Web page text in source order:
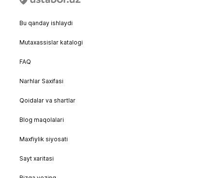
Bu qanday ishlaydi
Mutaxassislar katalogi
FAQ
Narhlar Saxifasi
Qoidalar va shartlar
Blog maqolalari
Maxfiylik siyosati
Sayt xaritasi